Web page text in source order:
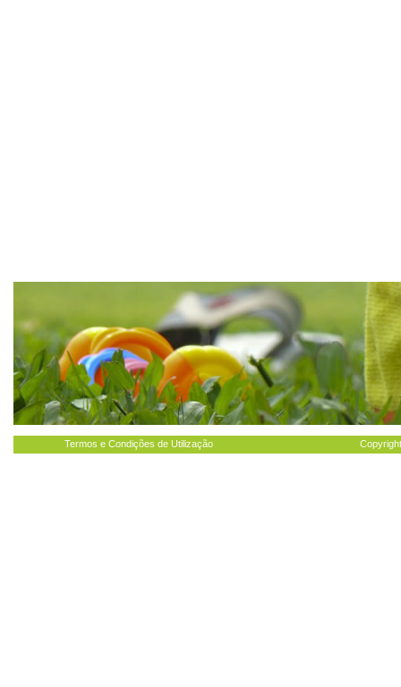
Termos e Condições de Utilização